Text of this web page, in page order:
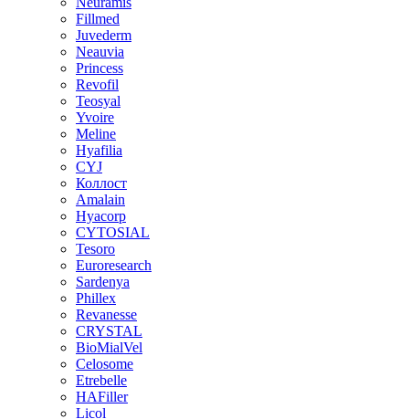
Fillmed
Juvederm
Neauvia
Princess
Revofil
Teosyal
Yvoire
Meline
Hyafilia
CYJ
Коллост
Amalain
Hyacorp
CYTOSIAL
Tesoro
Euroresearch
Sardenya
Phillex
Revanesse
CRYSTAL
BioMialVel
Celosome
Etrebelle
HAFiller
Licol